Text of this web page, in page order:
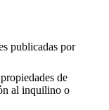
publicadas por
de
al inquilino o